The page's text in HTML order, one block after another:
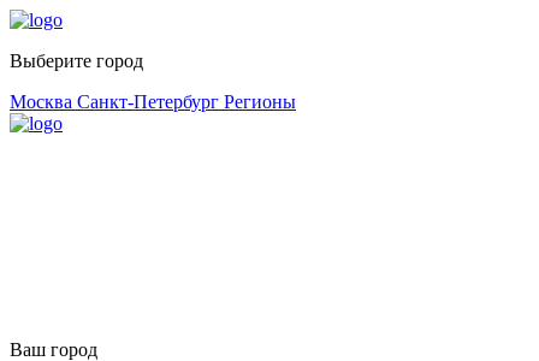
Выберите город
Москва Санкт-Петербург Регионы
Ваш город